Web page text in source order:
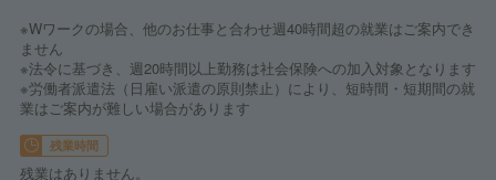
※Wワークの場合、他のお仕事と合わせ週40時間超の就業はご案内でき
ません
※法令に基づき、週20時間以上勤務は社会保険への加入対象となります
※労働者派遣法（日雇い派遣の原則禁止）により、短時間・短期間の就
業はご案内が難しい場合があります
残業時間
残業はありません。